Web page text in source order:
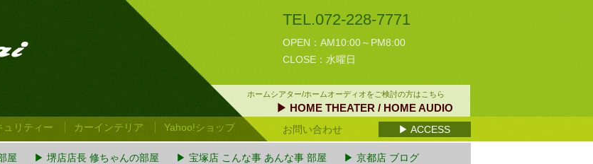
ュリティー カーインテリア Yahoo!ショップ
TEL.072-228-7771
OPEN：AM10:00～PM8:00
CLOSE：水曜日
▶ ACCESS
ホームシアター/ホームオーディオをご検討の方はこちら
▶ HOME THEATER / HOME AUDIO
お問い合わせ
屋 ▶ 堺店店長 修ちゃんの部屋 ▶ 宝塚店 こんな事 あんな事 部屋 ▶ 京都店 ブログ